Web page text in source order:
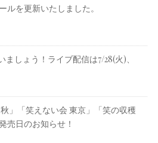
ルを更新いたしました。
ましょう！ライブ配信は7/28(火)、
秋」「笑えない会 東京」「笑の収穫
売日のお知らせ！